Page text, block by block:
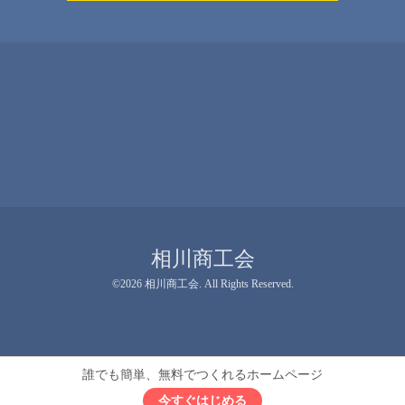
相川商工会
©2026 相川商工会. All Rights Reserved.
誰でも簡単、無料でつくれるホームページ
今すぐはじめる